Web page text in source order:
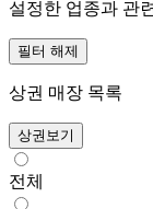
설정한 업종과 관
필터 해제
상권 매장 목록
상권보기
전체